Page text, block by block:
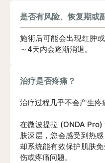
是否有风险、恢复期或
施術后可能会出现红肿
～4天内会逐渐消退。
治疗是否疼痛？
治疗过程几乎不会产生疼
在微波提拉 (ONDA Pro)
肤深层，您会感受到热
却系统能有效保护肌肤
伤或疼痛问题。